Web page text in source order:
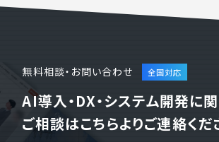
無料相談・お問い合わせ
AI導入・DX・システム開発に
ご相談はこちらよりご連絡くだ